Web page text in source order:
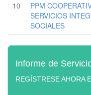
10
PPM
SERVICIOS
SOCIALES
Informe de
REGÍSTRESE AHORA